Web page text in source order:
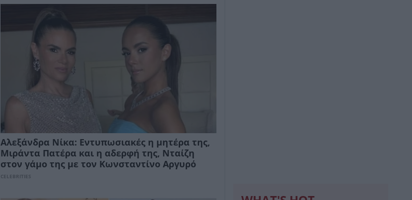
Αλεξάνδρα Νίκα: Εντυπωσιακές η μητέρα της,
Μιράντα Πατέρα και η αδερφή της, Νταίζη
στον γάμο της με τον Κωνσταντίνο Αργυρό
CELEBRITIES